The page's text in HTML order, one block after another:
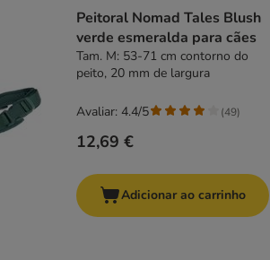
Peitoral Nomad Tales Blush
verde esmeralda para cães
Tam. M: 53-71 cm contorno do
peito, 20 mm de largura
12,69 €
Avaliar: 4.4/5 (49)
Adicionar ao carrinho